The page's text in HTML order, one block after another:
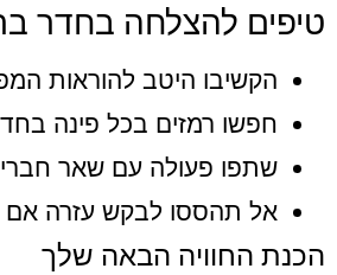
טיפים להצלחה בחדר
הקשיבו היטב להוראות
חפשו רמזים בכל פינה
שתפו פעולה עם שאר חברי
אל תהססו לבקש עזרה
הכנת החוויה הבאה שלך